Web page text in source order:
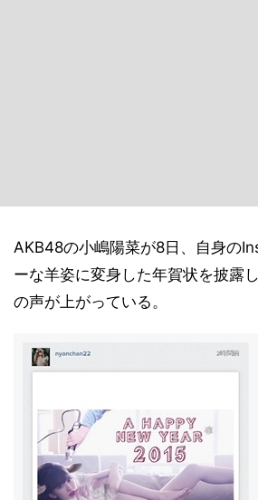
AKB48の小嶋陽菜が8日、自身の
ーな羊姿に変身した年賀状を披露
の声が上がっている。